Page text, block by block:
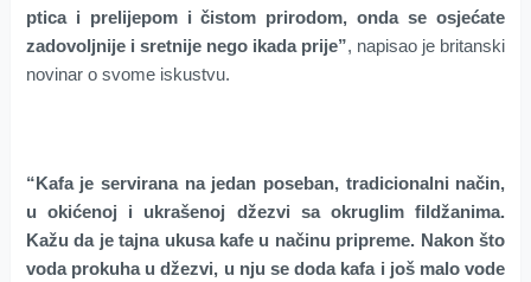
ptica i prelijepom i čistom prirodom, onda se osjećate
zadovoljnije i sretnije nego ikada prije”, napisao je britanski
novinar o svome iskustvu.
“Kafa je servirana na jedan poseban, tradicionalni način,
u okićenoj i ukrašenoj džezvi sa okruglim fildžanima.
Kažu da je tajna ukusa kafe u načinu pripreme. Nakon što
voda prokuha u džezvi, u nju se doda kafa i još malo vode